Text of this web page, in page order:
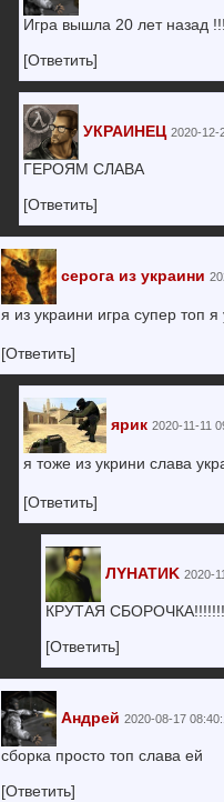
Игра вышла 20 лет назад
[Ответить]
УКРАИНЕЦ 2020-12-
ГЕРОЯМ СЛАВА
[Ответить]
серога из украини
я из украини игра супер топ
[Ответить]
ярик 2020-11-11
я тоже из укрини слава
[Ответить]
ЛYHATИK 2020-
КРУТАЯ
[Ответить]
Андрей 2020-08-17
сборка просто топ слава ей
[Ответить]